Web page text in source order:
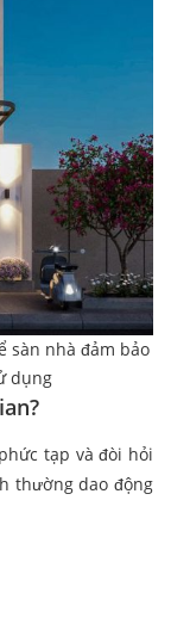
sàn nhà đảm bảo
dụng
tạp và đòi hỏi
thường dao động